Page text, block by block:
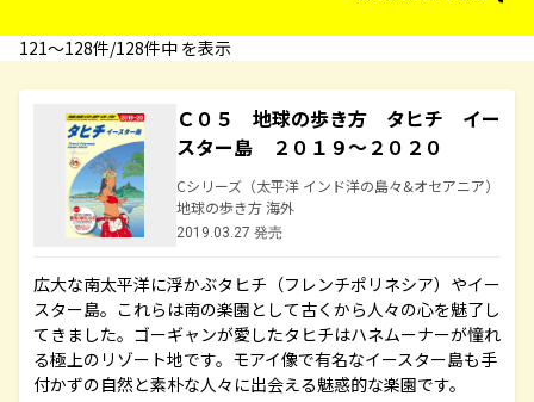
121〜128件/128件中 を表示
Ｃ０５ 地球の歩き方 タヒチ イー
スター島 ２０１９～２０２０
Cシリーズ（太平洋 インド洋の島々&オセアニア）
地球の歩き方 海外
2019.03.27 発売
広大な南太平洋に浮かぶタヒチ（フレンチポリネシア）やイー
スター島。これらは南の楽園として古くから人々の心を魅了し
てきました。ゴーギャンが愛したタヒチはハネムーナーが憧れ
る極上のリゾート地です。モアイ像で有名なイースター島も手
付かずの自然と素朴な人々に出会える魅惑的な楽園です。